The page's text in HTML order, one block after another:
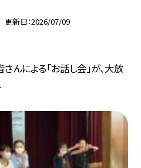
更新日 2026/07/09
んによる「お話し会」が、大放